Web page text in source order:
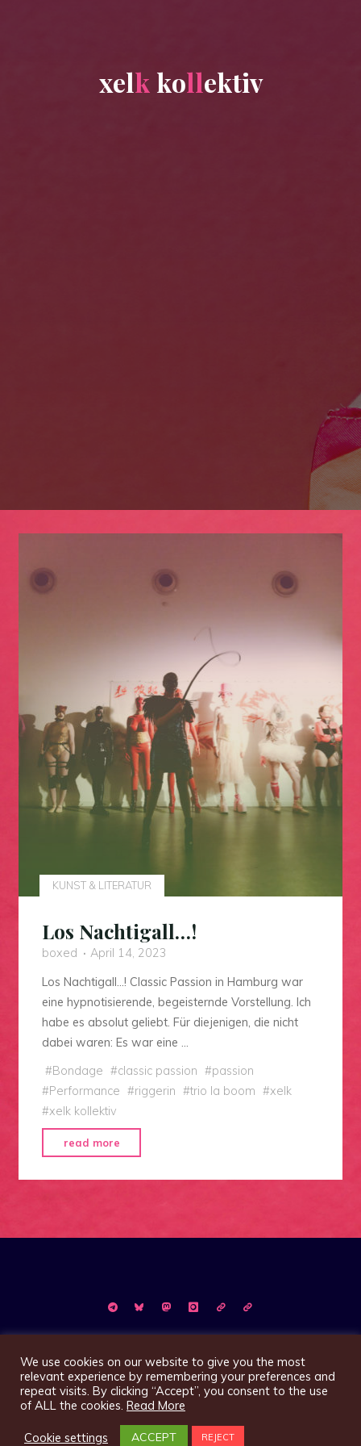
xelk kollektiv
KUNST & LITERATUR
Los Nachtigall…!
boxed
April 14, 2023
Los Nachtigall…! Classic Passion in Hamburg war
eine hypnotisierende, begeisternde Vorstellung. Ich
habe es absolut geliebt. Für diejenigen, die nicht
dabei waren: Es war eine …
#Bondage #classic passion #passion
#Performance #riggerin #trio la boom #xelk
#xelk kollektiv
read more
Nachtigall…!"
We use cookies on our website to give you the most
relevant experience by remembering your preferences and
repeat visits. By clicking “Accept”, you consent to the use
of ALL the cookies. Read More
Cookie settings ACCEPT REJECT